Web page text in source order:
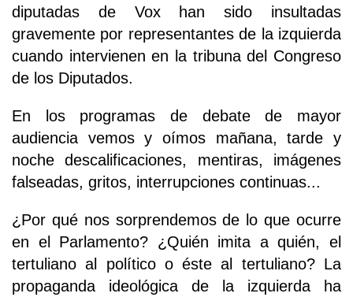
diputadas de Vox han sido insultadas
gravemente por representantes de la izquierda
cuando intervienen en la tribuna del Congreso
de los Diputados.
En los programas de debate de mayor
audiencia vemos y oímos mañana, tarde y
noche descalificaciones, mentiras, imágenes
falseadas, gritos, interrupciones continuas...
¿Por qué nos sorprendemos de lo que ocurre
en el Parlamento? ¿Quién imita a quién, el
tertuliano al político o éste al tertuliano? La
propaganda ideológica de la izquierda ha